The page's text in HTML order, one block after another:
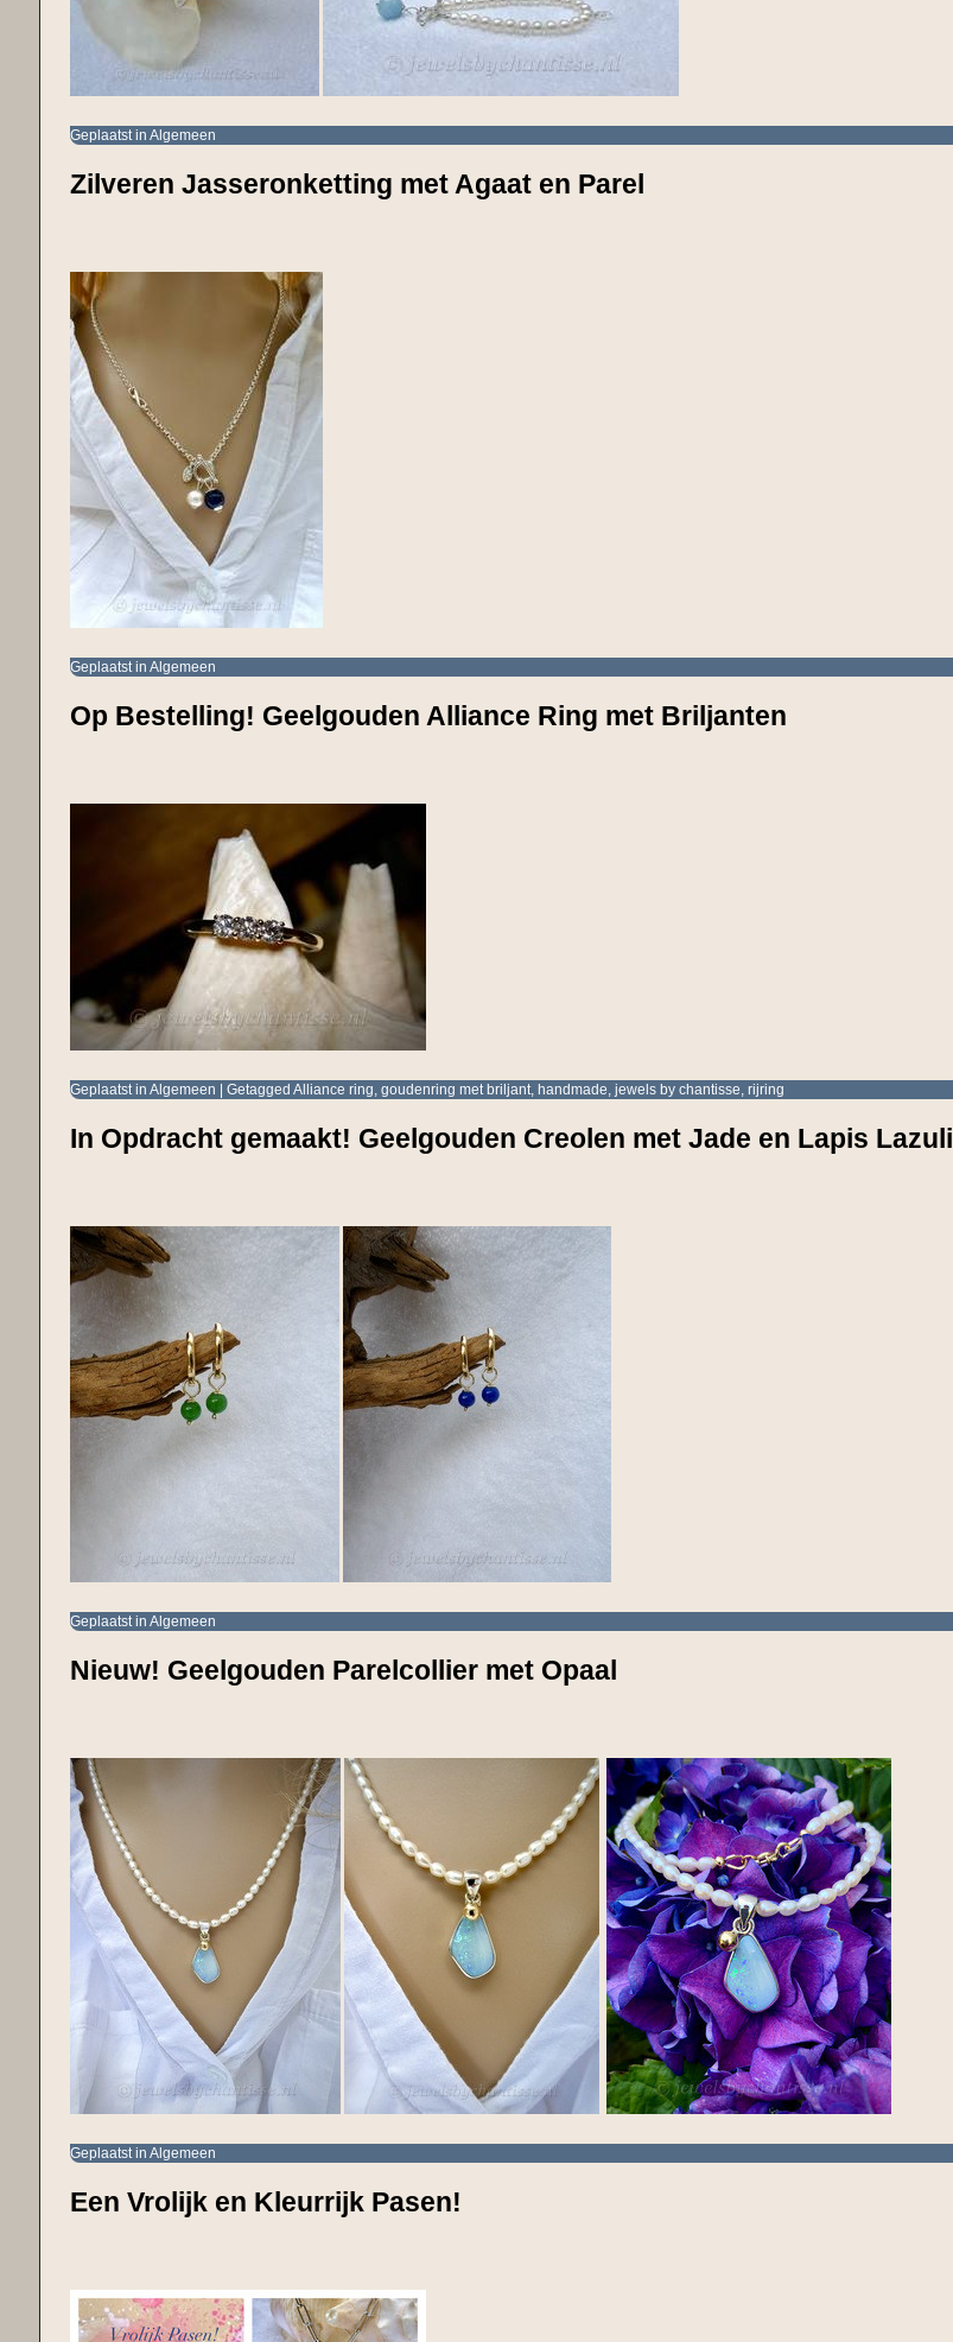
Geplaatst in Algemeen
Zilveren Jasseronketting met Agaat en Parel
Geplaatst in Algemeen
Op Bestelling! Geelgouden Alliance Ring met Briljanten
Geplaatst in Algemeen |Getagged Alliance ring,goudenring met briljant, handmade,jewels by chantisse,rijring
In Opdracht gemaakt! Geelgouden Creolen met Jade en Lapis Lazuli
Geplaatst in Algemeen
Nieuw! Geelgouden Parelcollier met Opaal
Geplaatst in Algemeen
Een Vrolijk en Kleurrijk Pasen!